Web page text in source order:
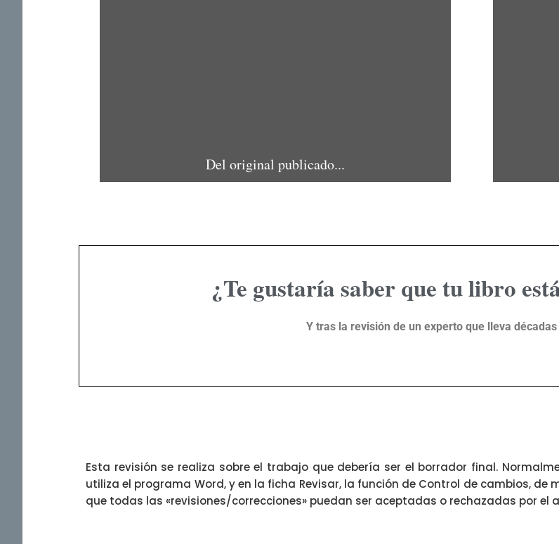
Del original publicado...
¿Te gustaría saber que tu libro
Y tras la revisión de un experto que lleva
Esta revisión se realiza sobre el trabajo que debería ser el borrador final.
utiliza el programa Word, y en la ficha Revisar, la función de Control de cambios, de
que todas las «revisiones/correcciones» puedan ser aceptadas o rechazadas por el